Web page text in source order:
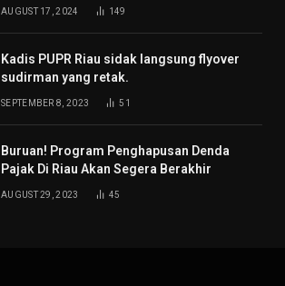
AUGUST 17, 2024 149
Kadis PUPR Riau sidak langsung flyover
sudirman yang retak.
SEPTEMBER 8, 2023 51
Buruan! Program Penghapusan Denda
Pajak Di Riau Akan Segera Berakhir
AUGUST 29, 2023 45